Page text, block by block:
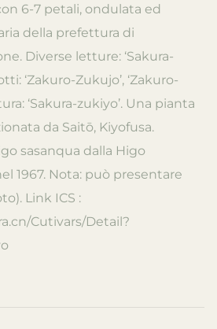
6-7 petali, ondulata ed
della prefettura di
Diverse letture: ‘Sakura-
‘Zakuro-Zukujo’, ‘Zakuro-
‘Sakura-zukiyo’. Una pianta
da Saitō, Kiyofusa.
sasanqua dalla Higo
1967. Nota: può presentare
Link ICS :
Cutivars/Detail?